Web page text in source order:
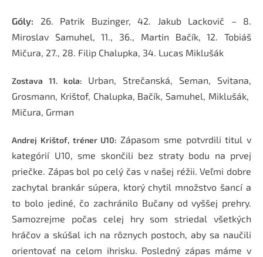
Góly: 26. Patrik Buzinger, 42. Jakub Lackovič – 8.
Miroslav Samuhel, 11., 36., Martin Bačík, 12. Tobiáš
Mičura, 27., 28. Filip Chalupka, 34. Lucas Miklušák
Zostava 11. kola: Urban, Strečanská, Seman, Svitana,
Grosmann, Krištof, Chalupka, Bačík, Samuhel, Miklušák,
Mičura, Grman
Andrej Krištof, tréner U10: Zápasom sme potvrdili titul v
kategórií U10, sme skončili bez straty bodu na prvej
priečke. Zápas bol po celý čas v našej réžii. Veľmi dobre
zachytal brankár súpera, ktorý chytil množstvo šancí a
to bolo jediné, čo zachránilo Bučany od vyššej prehry.
Samozrejme počas celej hry som striedal všetkých
hráčov a skúšal ich na rôznych postoch, aby sa naučili
orientovať na celom ihrisku. Posledný zápas máme v